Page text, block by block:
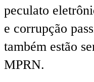
peculato
e corrupção
também estão
MPRN.